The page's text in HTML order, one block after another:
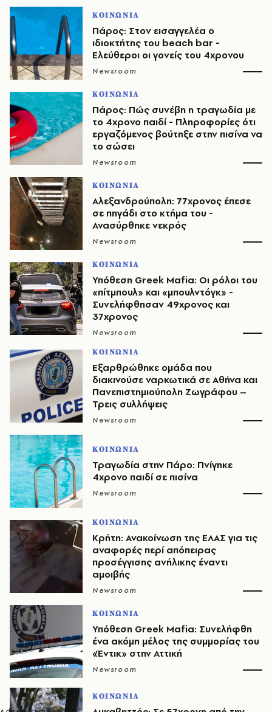
ΚΟΙΝΩΝΙΑ
Πάρος: Στον εισαγγελέα ο
ιδιοκτήτης του beach bar -
Ελεύθεροι οι γονείς του 4χρονου
Newsroom
ΚΟΙΝΩΝΙΑ
Πάρος: Πώς συνέβη η τραγωδία με
το 4χρονο παιδί - Πληροφορίες ότι
εργαζόμενος βούτηξε στην πισίνα να
το σώσει
Newsroom
ΚΟΙΝΩΝΙΑ
Αλεξανδρούπολη: 77χρονος έπεσε
σε πηγάδι στο κτήμα του -
Ανασύρθηκε νεκρός
Newsroom
ΚΟΙΝΩΝΙΑ
Υπόθεση Greek Mafia: Οι ρόλοι του
«πίτμπουλ» και «μπουλντόγκ» -
Συνελήφθησαν 49χρονος και
37χρονος
Newsroom
ΚΟΙΝΩΝΙΑ
Εξαρθρώθηκε ομάδα που
διακινούσε ναρκωτικά σε Αθήνα και
Πανεπιστημιούπολη Ζωγράφου –
Τρεις συλλήψεις
Newsroom
ΚΟΙΝΩΝΙΑ
Τραγωδία στην Πάρο: Πνίγηκε
4χρονο παιδί σε πισίνα
Newsroom
ΚΟΙΝΩΝΙΑ
Κρήτη: Ανακοίνωση της ΕΛΑΣ για τις
αναφορές περί απόπειρας
προσέγγισης ανήλικης έναντι
αμοιβής
Newsroom
ΚΟΙΝΩΝΙΑ
Υπόθεση Greek Mafia: Συνελήφθη
ένα ακόμη μέλος της συμμορίας του
«Έντικ» στην Αττική
Newsroom
ΚΟΙΝΩΝΙΑ